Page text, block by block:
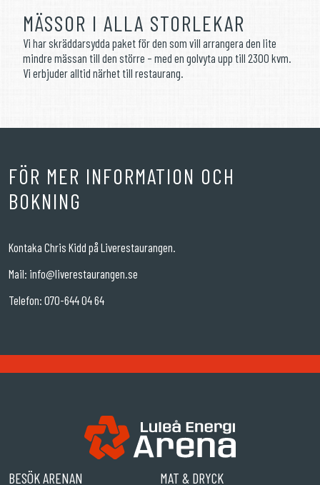
MÄSSOR I ALLA STORLEKAR
Vi har skräddarsydda paket för den som vill arrangera den lite
mindre mässan till den större – med en golvyta upp till 2300 kvm.
Vi erbjuder alltid närhet till restaurang.
FÖR MER INFORMATION OCH
BOKNING
Kontaka Chris Kidd på Liverestaurangen.
Mail: info@liverestaurangen.se
Telefon: 070-644 04 64
BESÖK ARENAN MAT & DRYCK